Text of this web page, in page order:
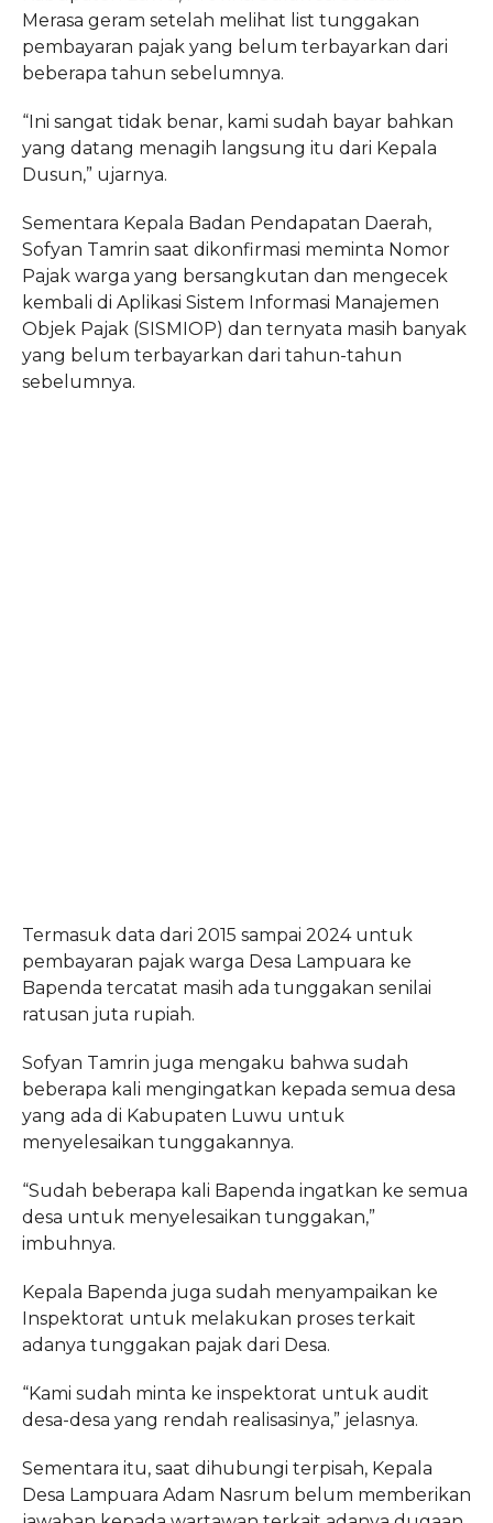
Merasa geram setelah melihat list tunggakan
pembayaran pajak yang belum terbayarkan dari
beberapa tahun sebelumnya.
“Ini sangat tidak benar, kami sudah bayar bahkan
yang datang menagih langsung itu dari Kepala
Dusun,” ujarnya.
Sementara Kepala Badan Pendapatan Daerah,
Sofyan Tamrin saat dikonfirmasi meminta Nomor
Pajak warga yang bersangkutan dan mengecek
kembali di Aplikasi Sistem Informasi Manajemen
Objek Pajak (SISMIOP) dan ternyata masih banyak
yang belum terbayarkan dari tahun-tahun
sebelumnya.
Termasuk data dari 2015 sampai 2024 untuk
pembayaran pajak warga Desa Lampuara ke
Bapenda tercatat masih ada tunggakan senilai
ratusan juta rupiah.
Sofyan Tamrin juga mengaku bahwa sudah
beberapa kali mengingatkan kepada semua desa
yang ada di Kabupaten Luwu untuk
menyelesaikan tunggakannya.
“Sudah beberapa kali Bapenda ingatkan ke semua
desa untuk menyelesaikan tunggakan,”
imbuhnya.
Kepala Bapenda juga sudah menyampaikan ke
Inspektorat untuk melakukan proses terkait
adanya tunggakan pajak dari Desa.
“Kami sudah minta ke inspektorat untuk audit
desa-desa yang rendah realisasinya,” jelasnya.
Sementara itu, saat dihubungi terpisah, Kepala
Desa Lampuara Adam Nasrum belum memberikan